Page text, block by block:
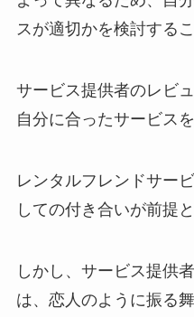
スが適切かを検討する
サービス提供者のレビ
自分に合ったサービス
レンタルフレンドサー
しての付き合いが前提
しかし、サービス提供
は、恋人のように振る